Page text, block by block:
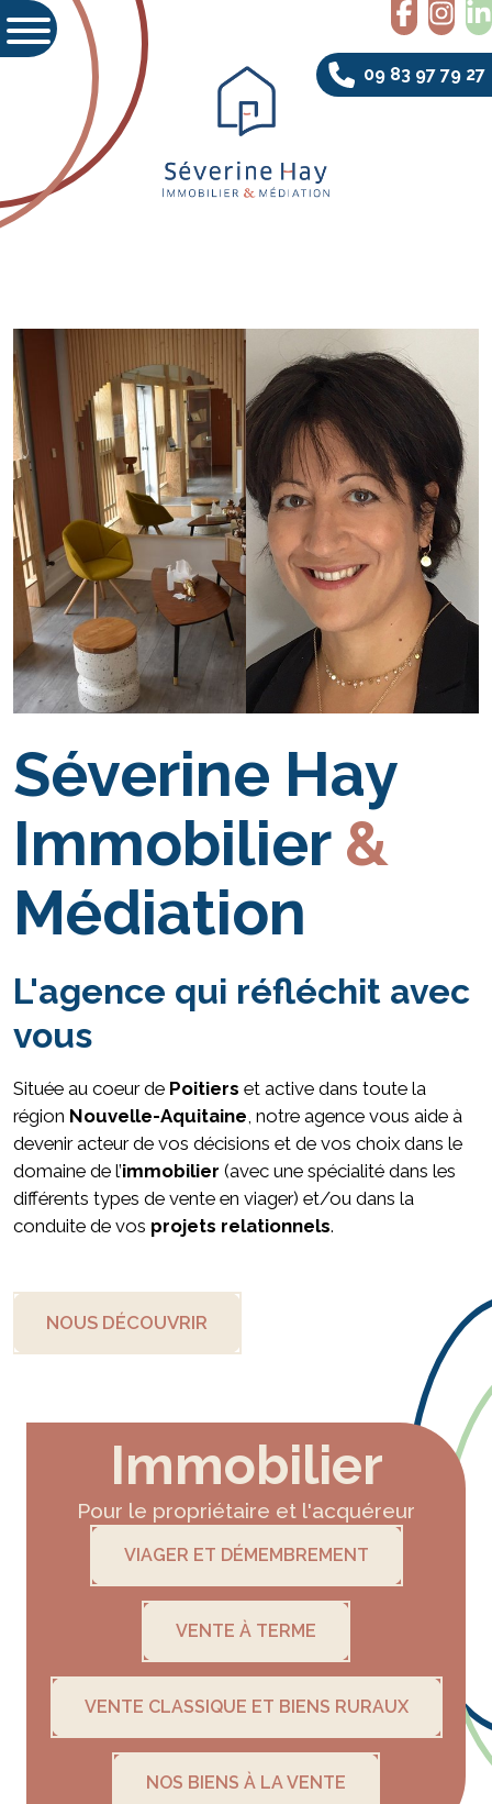
09 83 97 79 27
Séverine Hay
Immobilier &
Médiation
L'agence qui réfléchit avec
vous
Située au coeur de Poitiers et active dans toute la
région Nouvelle-Aquitaine , notre agence vous aide à
devenir acteur de vos décisions et de vos choix dans le
domaine de l’immobilier (avec une spécialité dans les
différents types de vente en viager) et/ou dans la
conduite de vos projets relationnels.
NOUS DÉCOUVRIR
Immobilier
Pour le propriétaire et l'acquéreur
VIAGER ET DÉMEMBREMENT
VENTE À TERME
VENTE CLASSIQUE ET BIENS RURAUX
NOS BIENS À LA VENTE